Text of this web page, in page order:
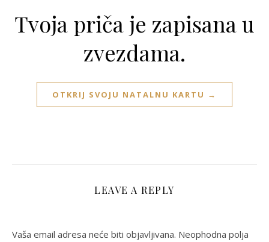
Tvoja priča je zapisana u
zvezdama.
OTKRIJ SVOJU NATALNU KARTU →
LEAVE A REPLY
Vaša email adresa neće biti objavljivana. Neophodna polja